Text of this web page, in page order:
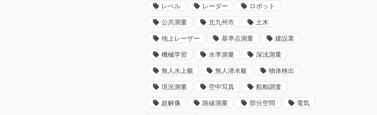
レベル レーダー ロボット
公共測量 北九州市 土木
地上レーザー 基準点測量 建設業
機械学習 水準測量 深浅測量
無人水上艇 無人潜水艇 物体検出
現況測量 空中写真 船舶調査
超解像 路線測量 部分空間 電気